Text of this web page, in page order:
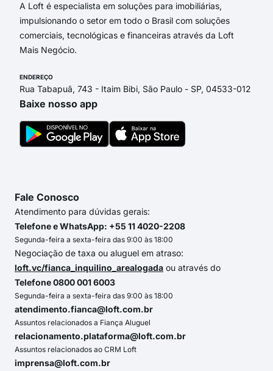
A Loft é especialista em soluções para imobiliárias,
impulsionando o setor em todo o Brasil com soluções
comerciais, tecnológicas e financeiras através da Loft
Mais Negócio.
ENDEREÇO
Rua Tabapuã, 743 - Itaim Bibi, São Paulo - SP, 04533-012
Baixe nosso app
Fale Conosco
Atendimento para dúvidas gerais:
Telefone e WhatsApp: +55 11 4020-2208
Segunda-feira a sexta-feira das 9:00 às 18:00
Negociação de taxa ou aluguel em atraso:
loft.vc/fianca_inquilino_arealogada ou através do
Telefone 0800 001 6003
Segunda-feira a sexta-feira das 9:00 às 18:00
atendimento.fianca@loft.com.br
Assuntos relacionados a Fiança Aluguel
relacionamento.plataforma@loft.com.br
Assuntos relacionados ao CRM Loft
imprensa@loft.com.br